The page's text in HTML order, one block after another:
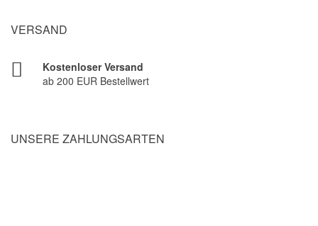
VERSAND
Kostenloser Versand
ab 200 EUR Bestellwert
UNSERE ZAHLUNGSARTEN